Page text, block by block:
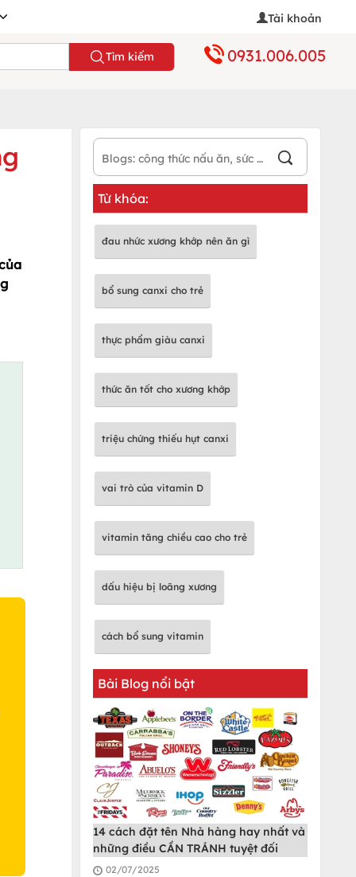
Tài khoản
Tìm kiếm 0931.006.005
Từ khóa:
đau nhức xương khớp nên ăn gì
bổ sung canxi cho trẻ
thực phẩm giàu canxi
thức ăn tốt cho xương khớp
triệu chứng thiếu hụt canxi
vai trò của vitamin D
vitamin tăng chiều cao cho trẻ
dấu hiệu bị loãng xương
cách bổ sung vitamin
Bài Blog nổi bật
14 cách đặt tên Nhà hàng hay nhất và
những điều CẦN TRÁNH tuyệt đối
02/07/2025